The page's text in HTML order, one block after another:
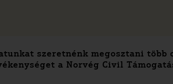
szeretnénk megosztani
a Norvég Civil